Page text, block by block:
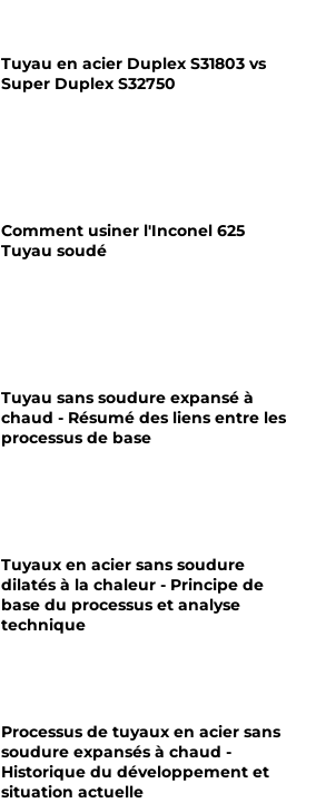
Tuyau en acier Duplex S31803 vs
Super Duplex S32750
Comment usiner l'Inconel 625
Tuyau soudé
Tuyau sans soudure expansé à
chaud - Résumé des liens entre les
processus de base
Tuyaux en acier sans soudure
dilatés à la chaleur - Principe de
base du processus et analyse
technique
Processus de tuyaux en acier sans
soudure expansés à chaud -
Historique du développement et
situation actuelle